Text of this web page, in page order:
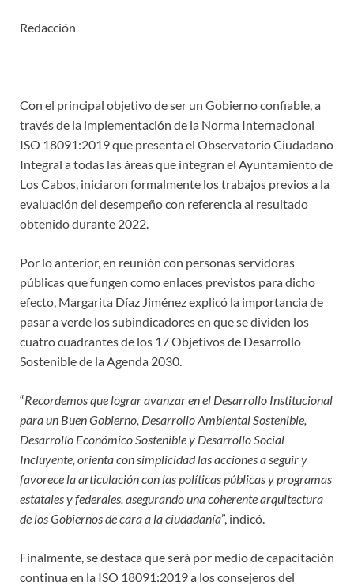
Redacción
Con el principal objetivo de ser un Gobierno confiable, a
través de la implementación de la Norma Internacional
ISO 18091:2019 que presenta el Observatorio Ciudadano
Integral a todas las áreas que integran el Ayuntamiento de
Los Cabos, iniciaron formalmente los trabajos previos a la
evaluación del desempeño con referencia al resultado
obtenido durante 2022.
Por lo anterior, en reunión con personas servidoras
públicas que fungen como enlaces previstos para dicho
efecto, Margarita Díaz Jiménez explicó la importancia de
pasar a verde los subindicadores en que se dividen los
cuatro cuadrantes de los 17 Objetivos de Desarrollo
Sostenible de la Agenda 2030.
“Recordemos que lograr avanzar en el Desarrollo Institucional
para un Buen Gobierno, Desarrollo Ambiental Sostenible,
Desarrollo Económico Sostenible y Desarrollo Social
Incluyente, orienta con simplicidad las acciones a seguir y
favorece la articulación con las políticas públicas y programas
estatales y federales, asegurando una coherente arquitectura
de los Gobiernos de cara a la ciudadanía”, indicó.
Finalmente, se destaca que será por medio de capacitación
continua en la ISO 18091:2019 a los consejeros del